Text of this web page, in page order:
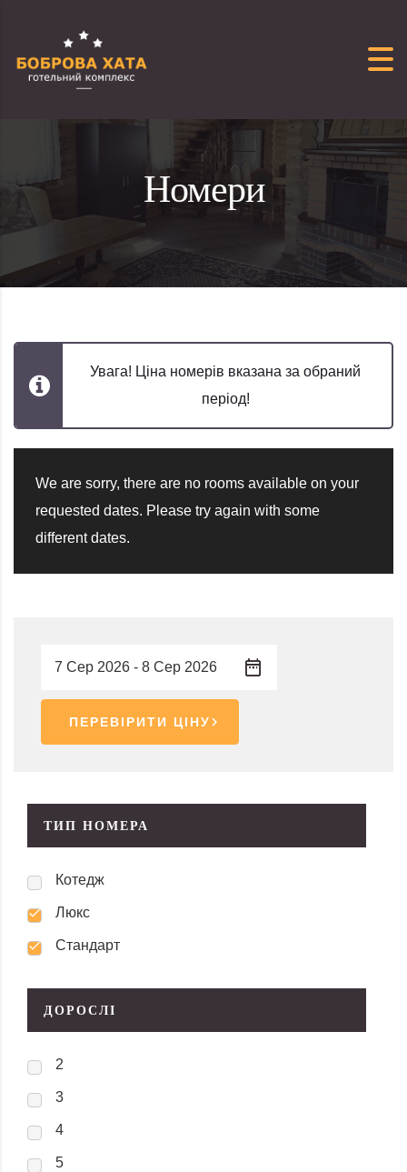
Номери
Увага! Ціна номерів вказана за обраний
період!
We are sorry, there are no rooms available on your
requested dates. Please try again with some
different dates.
ПЕРЕВІРИТИ ЦІНУ
ТИП НОМЕРА
Котедж
Люкс
Стандарт
ДОРОСЛІ
2
3
4
5